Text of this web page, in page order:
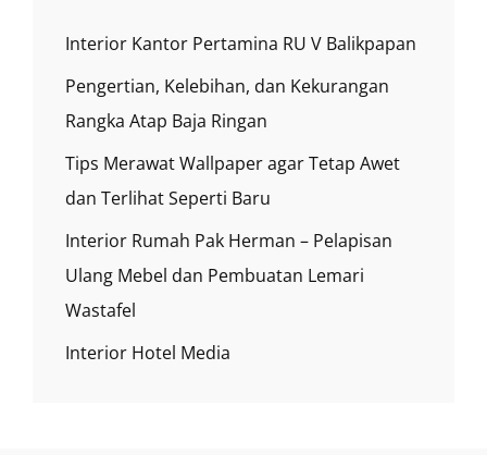
Interior Kantor Pertamina RU V Balikpapan
Pengertian, Kelebihan, dan Kekurangan
Rangka Atap Baja Ringan
Tips Merawat Wallpaper agar Tetap Awet
dan Terlihat Seperti Baru
Interior Rumah Pak Herman – Pelapisan
Ulang Mebel dan Pembuatan Lemari
Wastafel
Interior Hotel Media